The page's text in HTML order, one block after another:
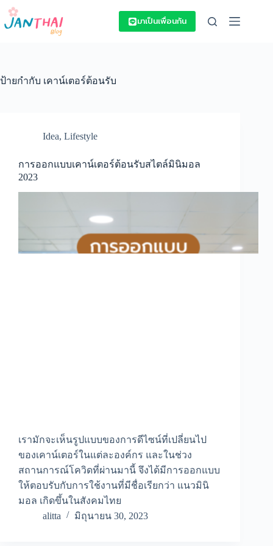
Skip
content
มาเป็นเพื่อนกัน
ป้ายกำกับ เคาน์เตอร์ต้อนรับ
Idea, Lifestyle
การออกแบบเคาน์เตอร์ต้อนรับสไตล์มินิมอล
2023
เรามักจะเห็นรูปแบบของการดีไซน์ที่เปลี่ยนไป
ของเคาน์เตอร์ในแต่ละองค์กร และในช่วง
สถานการณ์โควิดที่ผ่านมานี้ จึงได้มีการออกแบบ
ให้ตอบรับกับการใช้งานที่มีชื่อเรียกว่า แนวมินิ
มอล เกิดขึ้นในสังคมไทย
alitta
มิถุนายน 30, 2023